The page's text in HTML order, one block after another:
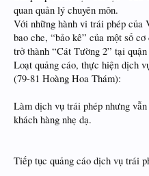
quan quản lý chuyên môn.
Với những hành vi trái phép
bao che, “bảo kê” của một số
trở thành “Cát Tường 2” tại
Loạt quảng cáo, thực hiện dịch
(79-81 Hoàng Hoa Thám):
Làm dịch vụ trái phép nhưng
khách hàng nhẹ dạ.
Tiếp tục quảng cáo dịch vụ trái